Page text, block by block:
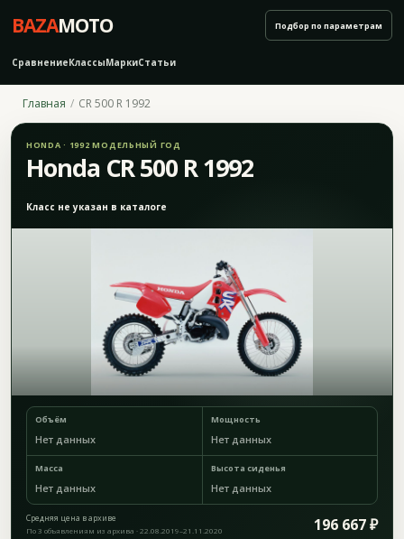
BAZAMOTO
СравнениеКлассыМаркиСтатьи
Подбор по параметрам
Главная CR 500 R 1992
HONDA · 1992 МОДЕЛЬНЫЙ ГОД
Honda CR 500 R 1992
Класс не указан в каталоге
Объём
Нет данных
Мощность
Нет данных
Масса
Нет данных
Высота сиденья
Нет данных
Средняя цена в архиве 196 667 ₽
По 3 объявлениям из архива · 22.08.2019–21.11.2020